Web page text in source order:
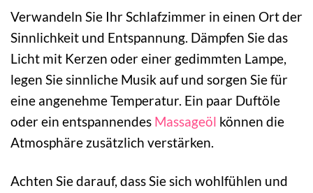
Verwandeln Sie Ihr Schlafzimmer in einen Ort der
Sinnlichkeit und Entspannung. Dämpfen Sie das
Licht mit Kerzen oder einer gedimmten Lampe,
legen Sie sinnliche Musik auf und sorgen Sie für
eine angenehme Temperatur. Ein paar Duftöle
oder ein entspannendes Massageöl können die
Atmosphäre zusätzlich verstärken.
Achten Sie darauf, dass Sie sich wohlfühlen und